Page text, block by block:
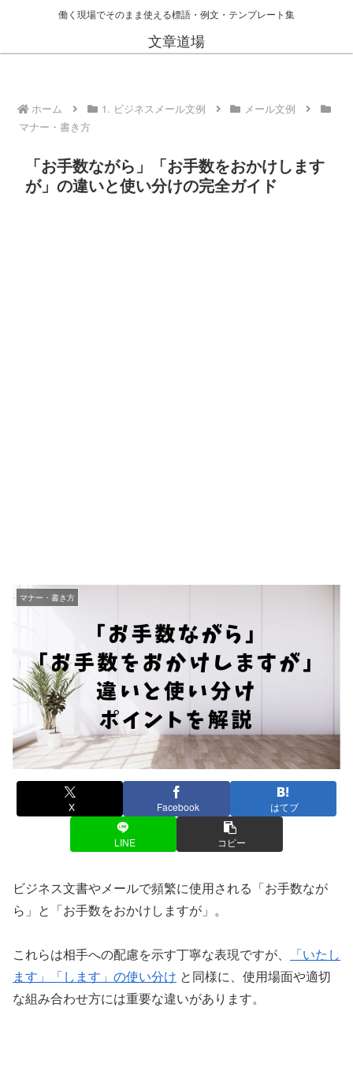
働く現場でそのまま使える標語・例文・テンプレート集
文章道場
ホーム 1. ビジネスメール文例
メール文例
マナー・書き方
「お手数ながら」「お手数をおかけします
が」の違いと使い分けの完全ガイド
マナー・書き方
X Facebook はてブ
LINE コピー
ビジネス文書やメールで頻繁に使用される「お手数なが
ら」と「お手数をおかけしますが」。
これらは相手への配慮を示す丁寧な表現ですが、
「いたし
ます」「します」の使い分け と同様に、使用場面や適切
な組み合わせ方には重要な違いがあります。